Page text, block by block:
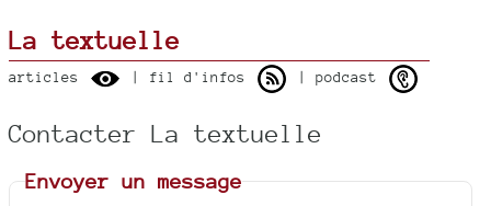
La textuelle
articles | fil d'infos | podcast
Contacter La textuelle
Envoyer un message